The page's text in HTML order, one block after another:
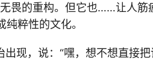
畏的重构。但它也……让人筋
粹性的文化。
现，说：“嘿，想不想直接